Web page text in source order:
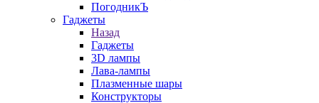
ПогодникЪ
Гаджеты
Назад
Гаджеты
3D лампы
Лава-лампы
Плазменные шары
Конструкторы